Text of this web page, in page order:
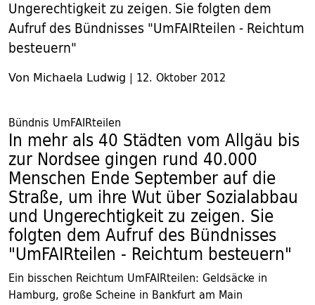
Ungerechtigkeit zu zeigen. Sie folgten dem
Aufruf des Bündnisses "UmFAIRteilen - Reichtum
besteuern"
Von Michaela Ludwig | 12. Oktober 2012
Bündnis UmFAIRteilen
In mehr als 40 Städten vom Allgäu bis
zur Nordsee gingen rund 40.000
Menschen Ende September auf die
Straße, um ihre Wut über Sozialabbau
und Ungerechtigkeit zu zeigen. Sie
folgten dem Aufruf des Bündnisses
"UmFAIRteilen - Reichtum besteuern"
Ein bisschen Reichtum UmFAIRteilen: Geldsäcke in
Hamburg, große Scheine in Bankfurt am Main